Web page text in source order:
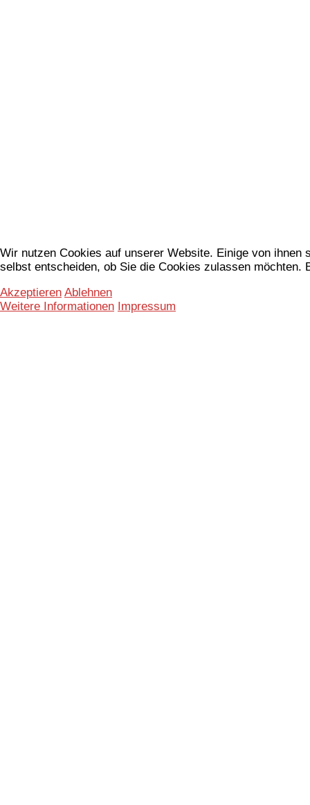
Wir nutzen Cookies auf unserer Website. Einige von
selbst entscheiden, ob Sie die Cookies zulassen möchten.
Akzeptieren Ablehnen
Weitere Informationen Impressum